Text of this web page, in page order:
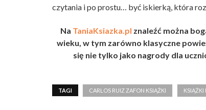
czytania i po prostu… być iskierką, która
Na TaniaKsiazka.pl znaleźć można
wieku, w tym zarówno klasyczne
się nie tylko jako nagrody dla
TAGI CARLOS RUIZ ZAFON KSIĄŻKI KSIĄŻKI